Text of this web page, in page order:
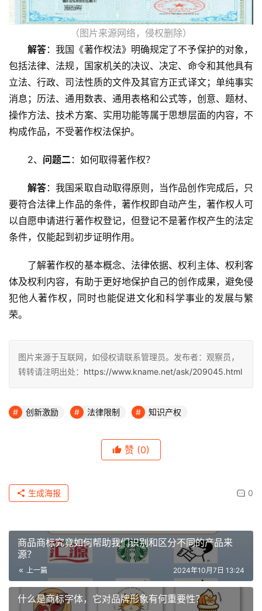
（图片来源网络，侵权删除）
解答：我国《著作权法》明确规定了不予保护的对象，
包括法律、法规，国家机关的决议、决定、命令和其他具有
立法、行政、司法性质的文件及其官方正式译文；单纯事实
消息；历法、通用数表、通用表格和公式等，创意、题材、
操作方法、技术方案、实用功能等属于思想层面的内容，不
构成作品，不受著作权法保护。
2、 问题二：如何取得著作权？
解答：我国采取自动取得原则，当作品创作完成后，只
要符合法律上作品的条件，著作权即自动产生，著作权人可
以自愿申请进行著作权登记，但登记不是著作权产生的法定
条件，仅能起到初步证明作用。
了解著作权的基本概念、法律依据、权利主体、权利客
体及权利内容，有助于更好地保护自己的创作成果，避免侵
犯他人著作权，同时也能促进文化和科学事业的发展与繁
荣。
图片来源于互联网，如侵权请联系管理员。发布者：观察员，
转转请注明出处： https://www.kname.net/ask/209045.html
创新激励 法律限制 知识产权
赞 (0)
0
生成海报
商品商标究竟如何帮助我们识别和区分不同的产品来
源？
上一篇 2024年10月7日 13:24
什么是商标字体，它对品牌形象有何重要性？